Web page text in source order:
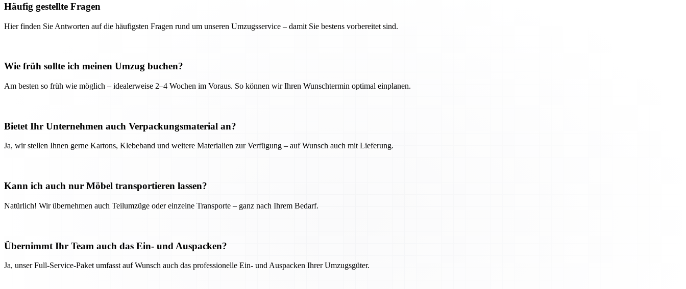
Häufig gestellte Fragen
Hier finden Sie Antworten auf die häufigsten Fragen rund um unseren Umzugsservice – damit Sie bestens vorbereitet sind.
Wie früh sollte ich meinen Umzug buchen?
Am besten so früh wie möglich – idealerweise 2–4 Wochen im Voraus. So können wir Ihren Wunschtermin optimal einplanen.
Bietet Ihr Unternehmen auch Verpackungsmaterial an?
Ja, wir stellen Ihnen gerne Kartons, Klebeband und weitere Materialien zur Verfügung – auf Wunsch auch mit Lieferung.
Kann ich auch nur Möbel transportieren lassen?
Natürlich! Wir übernehmen auch Teilumzüge oder einzelne Transporte – ganz nach Ihrem Bedarf.
Übernimmt Ihr Team auch das Ein- und Auspacken?
Ja, unser Full-Service-Paket umfasst auf Wunsch auch das professionelle Ein- und Auspacken Ihrer Umzugsgüter.